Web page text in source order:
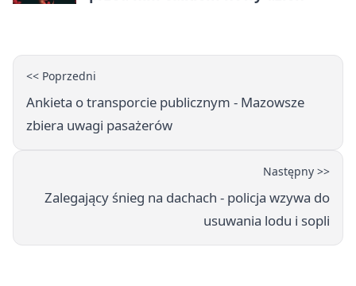
<< Poprzedni
Ankieta o transporcie publicznym - Mazowsze
zbiera uwagi pasażerów
Następny >>
Zalegający śnieg na dachach - policja wzywa do
usuwania lodu i sopli